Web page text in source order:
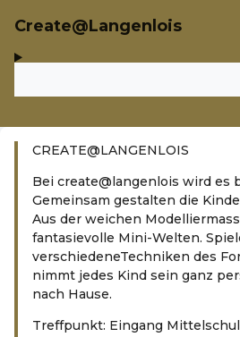
Create@Langenlois
CREATE@LANGENLOIS
Bei create@langenlois wird es
Gemeinsam gestalten die
Aus der weichen
fantasievolle Mini-Welten.
verschiedeneTechniken des
nimmt jedes Kind sein ganz
nach Hause.
Treffpunkt: Eingang